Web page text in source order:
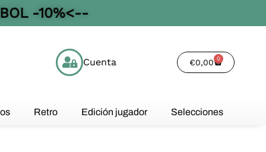
-10%<--
Cuenta €0,00 0
Cart
Retro Edición jugador Selecciones